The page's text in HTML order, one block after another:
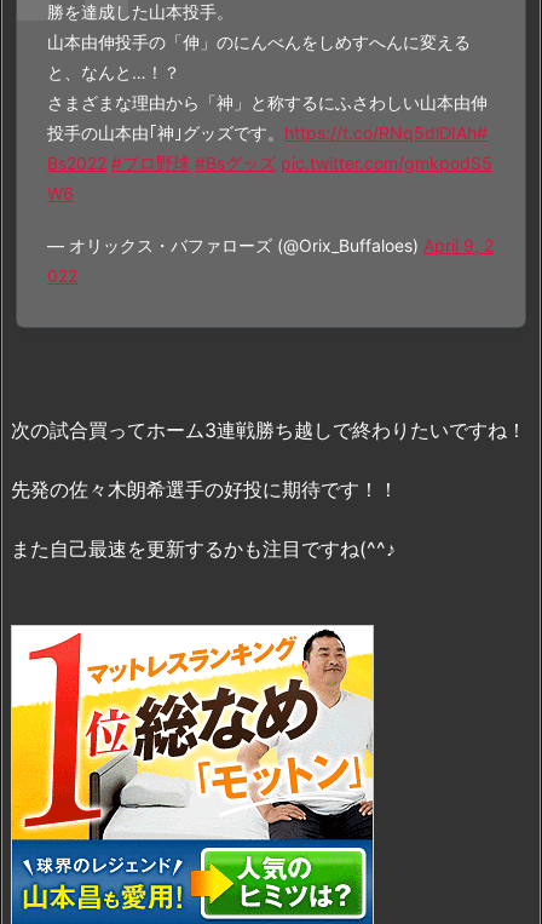
勝を達成した山本投手。
山本由伸投手の「伸」のにんべんをしめすへんに変える
と、なんと…！？
さまざまな理由から「神」と称するにふさわしい山本由伸
投手の山本由｢神｣グッズです。 https://t.co/RNq5dlDIAh#
Bs2022 #プロ野球 #Bsグッズ pic.twitter.com/gmkpodS5
W6
— オリックス・バファローズ (@Orix_Buffaloes) April 9, 2
022
次の試合買ってホーム3連戦勝ち越しで終わりたいですね！
先発の佐々木朗希選手の好投に期待です！！
また自己最速を更新するかも注目ですね(^^♪